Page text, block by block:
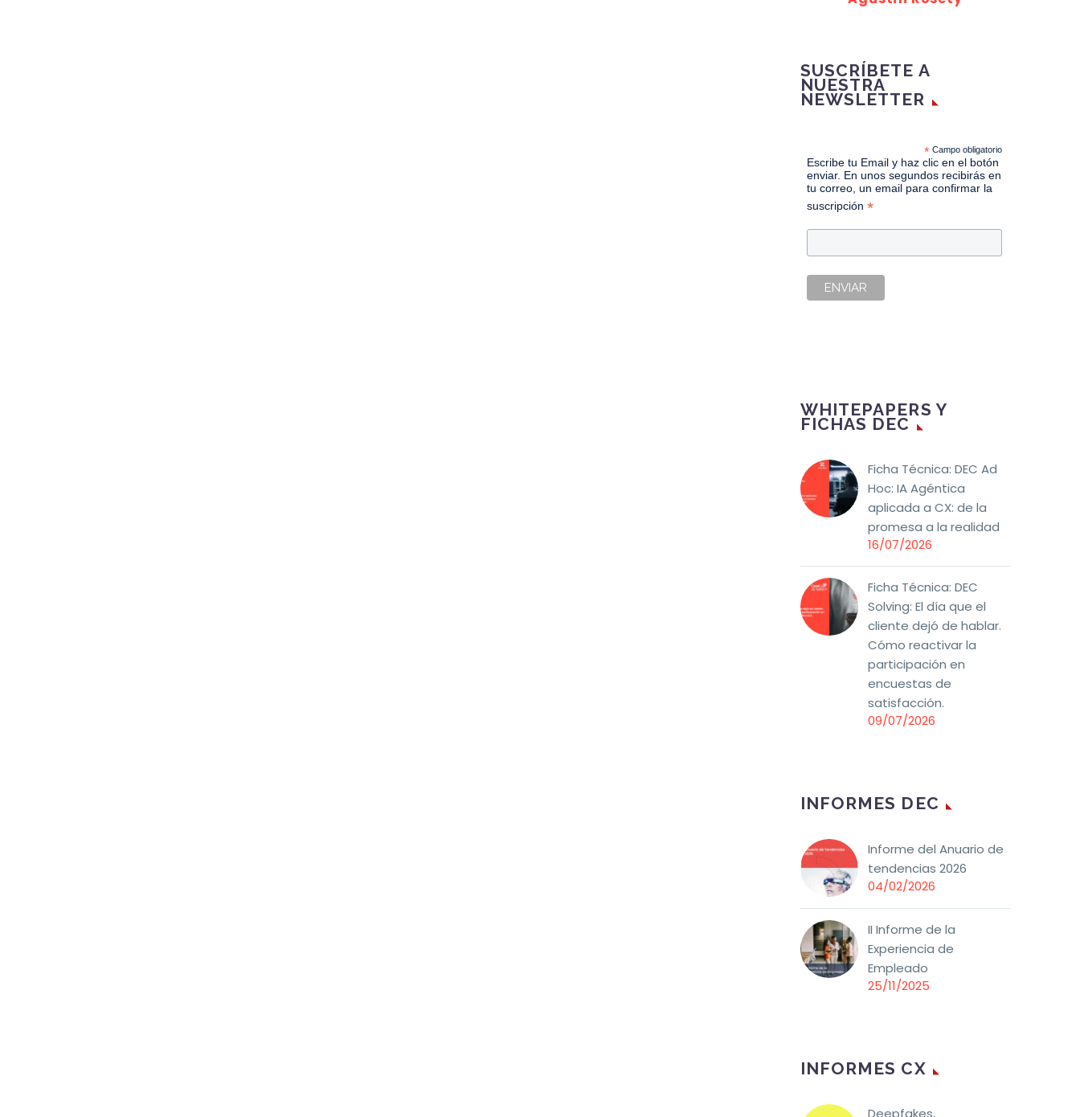
SUSCRÍBETE A
NUESTRA
NEWSLETTER
*Campo obligatorio
Escribe tu Email y haz clic en el botón
enviar. En unos segundos recibirás en
tu correo, un email para confirmar la
suscripción *
WHITEPAPERS Y
FICHAS DEC
Ficha Técnica: DEC Ad
Hoc: IA Agéntica
aplicada a CX: de la
promesa a la realidad
16/07/2026
Ficha Técnica: DEC
Solving: El día que el
cliente dejó de hablar.
Cómo reactivar la
participación en
encuestas de
satisfacción.
09/07/2026
INFORMES DEC
Informe del Anuario de
tendencias 2026
04/02/2026
II Informe de la
Experiencia de
Empleado
25/11/2025
INFORMES CX
Deepfakes,